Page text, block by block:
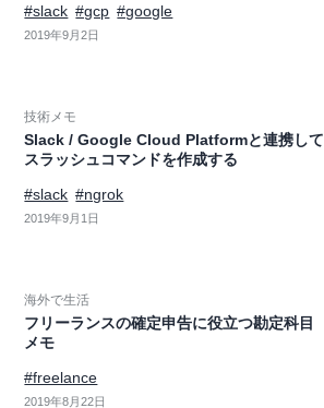
#slack #gcp #google
2019年9月2日
技術メモ
Slack / Google Cloud Platformと連携して
スラッシュコマンドを作成する
#slack #ngrok
2019年9月1日
海外で生活
フリーランスの確定申告に役立つ勘定科目
メモ
#freelance
2019年8月22日